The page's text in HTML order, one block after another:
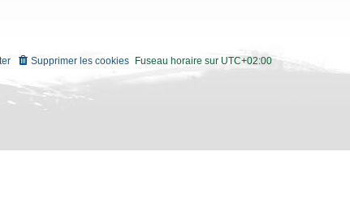
Fuseau horaire sur UTC+02:00
Supprimer les cookies